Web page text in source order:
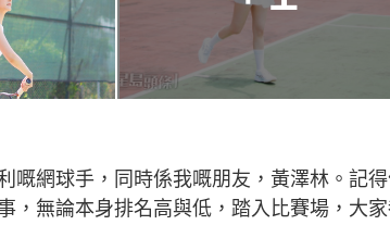
嘅網球手，同時係我嘅朋友，黃澤林。記
，無論本身排名高與低，踏入比賽場，大